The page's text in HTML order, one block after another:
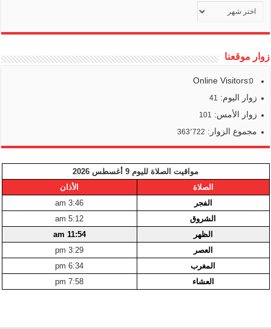
أخبارنا
زوار موقعنا
Online Visitors:
0
زوار اليوم: 41
زوار الأمس: 101
مجموع الزوار: 363٬722
مواقيت الصلاة لليوم 9 أغسطس 2026
الصلاة
الأذان
الفجر
3:46 am
الشروق
5:12 am
الظهر
11:54 am
العصر
3:29 pm
المغرب
6:34 pm
العشاء
7:58 pm